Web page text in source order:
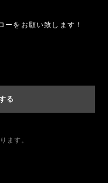
をお願い致します！
る
ます。